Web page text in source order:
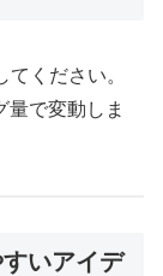
ください。
量で変動しま
いアイデ